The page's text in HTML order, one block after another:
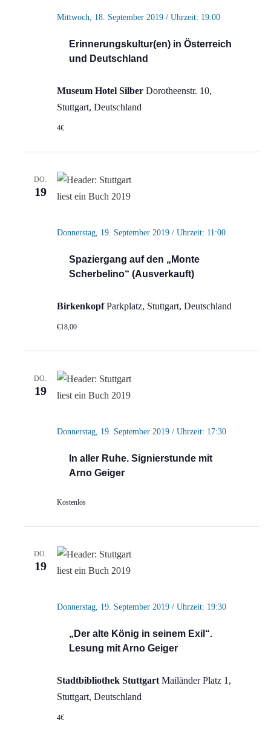
Erinnerungskultur(en) in Österreich
und Deutschland
Mittwoch, 18. September 2019 / Uhrzeit: 19:00
Museum Hotel Silber Dorotheenstr. 10,
Stuttgart, Deutschland
4€
DO.
19
Spaziergang auf den „Monte
Scherbelino“ (Ausverkauft)
Donnerstag, 19. September 2019 / Uhrzeit: 11:00
BirkenkopfParkplatz, Stuttgart, Deutschland
€18,00
DO.
19
In aller Ruhe. Signierstunde mit
Arno Geiger
Donnerstag, 19. September 2019 / Uhrzeit: 17:30
Kostenlos
DO.
19
„Der alte König in seinem Exil“.
Lesung mit Arno Geiger
Donnerstag, 19. September 2019 / Uhrzeit: 19:30
Stadtbibliothek Stuttgart Mailänder Platz 1,
Stuttgart, Deutschland
4€